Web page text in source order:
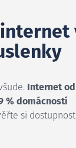
Internet
% domácností
si